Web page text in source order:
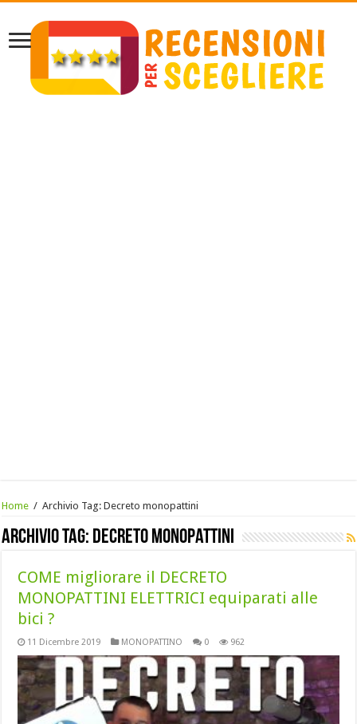
Home / Archivio Tag:Decreto monopattini
Archivio Tag: Decreto monopattini
COME migliorare il DECRETO
MONOPATTINI ELETTRICI equiparati alle
bici ?
11 Dicembre 2019 MONOPATTINO 0 962